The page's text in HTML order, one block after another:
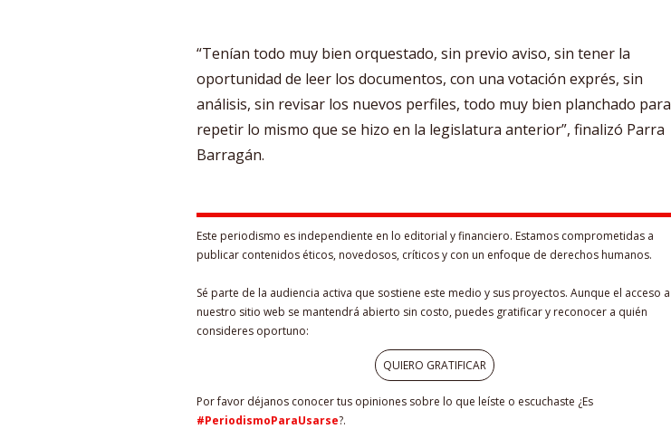
“Tenían todo muy bien orquestado, sin previo aviso, sin tener la
oportunidad de leer los documentos, con una votación exprés, sin
análisis, sin revisar los nuevos perfiles, todo muy bien planchado para
repetir lo mismo que se hizo en la legislatura anterior”, finalizó Parra
Barragán.
Este periodismo es independiente en lo editorial y financiero. Estamos comprometidas a
publicar contenidos éticos, novedosos, críticos y con un enfoque de derechos humanos.
Sé parte de la audiencia activa que sostiene este medio y sus proyectos. Aunque el acceso a
nuestro sitio web se mantendrá abierto sin costo, puedes gratificar y reconocer a quién
consideres oportuno:
QUIERO GRATIFICAR
Por favor déjanos conocer tus opiniones sobre lo que leíste o escuchaste ¿Es
#PeriodismoParaUsarse?.